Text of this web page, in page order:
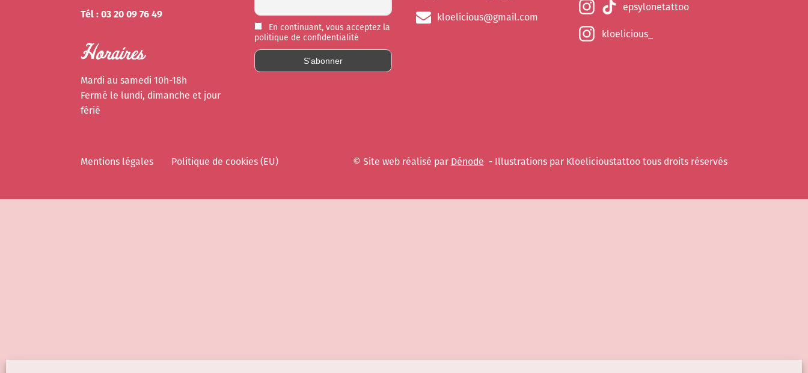
Tél : 03 20 09 76 49
Horaires
Mardi au samedi 10h-18h
Fermé le lundi, dimanche et jour
férié
En continuant, vous acceptez la
politique de confidentialité
kloelicious@gmail.com
epsylonetattoo
kloelicious_
Mentions légales Politique de cookies (EU) © Site web réalisé par Dénode - Illustrations par Kloelicioustattoo tous droits réservés